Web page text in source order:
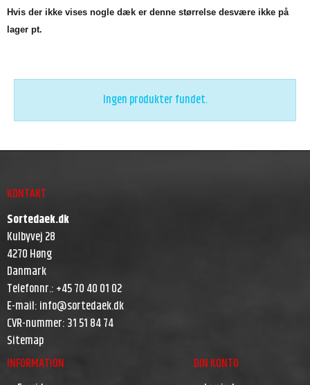
Hvis der ikke vises nogle dæk er denne størrelse desvære ikke på
lager pt.
Ingen produkter fundet.
KONTAKT
Sortedaek.dk
Kulbyvej 28
4270 Høng
Danmark
Telefonnr.:+45 70 40 01 02
E-mail:info@sortedaek.dk
CVR-nummer:31 51 84 74
Sitemap
INFORMATION
DIN KONTO